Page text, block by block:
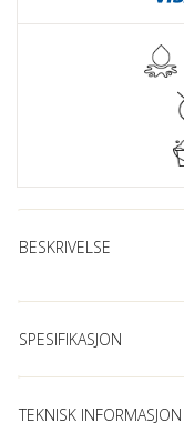
BESKRIVELSE
SPESIFIKASJON
TEKNISK INFORMASJON